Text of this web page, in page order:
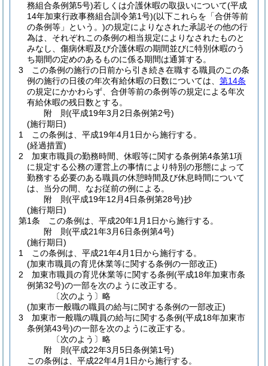
務組合条例第5号)若しくは介護休暇の取扱いについて(平成
14年加東行政事務組合訓令第1号)(以下これらを「合併等前
の条例等」という。)の規定によりなされた承認その他の行
為は、それぞれこの条例の相当規定によりなされたものと
みなし、傷病休暇及び介護休暇の期間並びに特別休暇のう
ち期間の定めのあるものに係る期間は通算する。
3
この条例の施行の日前から引き続き在職する職員のこの条
例の施行の日後の年次有給休暇の日数については、 第14条
の規定にかかわらず、合併等前の条例等の規定による年次
有給休暇の残日数とする。
附 則(平成19年3月2日条例第2号)
(施行期日)
1
この条例は、平成19年4月1日から施行する。
(経過措置)
2
加東市職員の勤務時間、休暇等に関する条例第4条第1項
に規定する公務の運営上の事情により特別の形態によって
勤務する必要のある職員の休憩時間及び休息時間について
は、当分の間、なお従前の例による。
附 則(平成19年12月4日条例第28号)抄
(施行期日)
第1条
この条例は、平成20年1月1日から施行する。
附 則(平成21年3月6日条例第4号)
(施行期日)
1
この条例は、平成21年4月1日から施行する。
(加東市職員の育児休業等に関する条例の一部改正)
2
加東市職員の育児休業等に関する条例(平成18年加東市条
例第32号)の一部を次のように改正する。
〔次のよう〕略
(加東市一般職の職員の給与に関する条例の一部改正)
3
加東市一般職の職員の給与に関する条例(平成18年加東市
条例第43号)の一部を次のように改正する。
〔次のよう〕略
附 則(平成22年3月5日条例第1号)
この条例は、平成22年4月1日から施行する。